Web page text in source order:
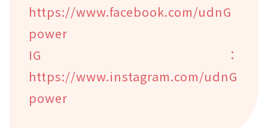
https://www.facebook.com/udnG
power
IG：
https://www.instagram.com/udnG
power